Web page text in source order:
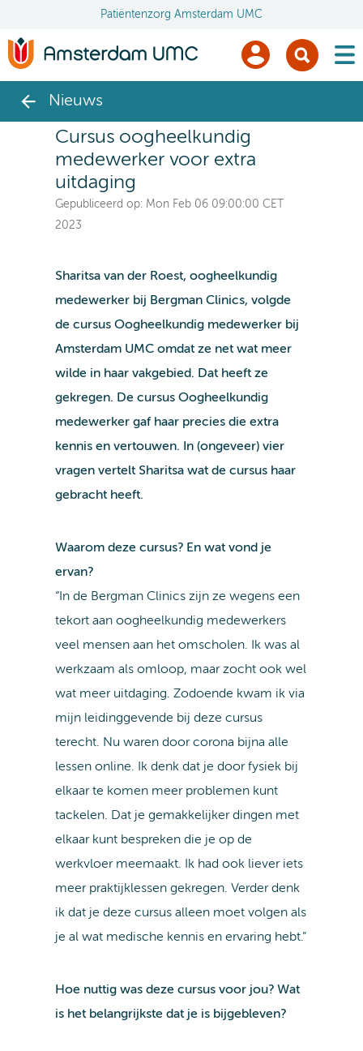
Patiëntenzorg Amsterdam UMC
Nieuws
Cursus oogheelkundig
medewerker voor extra
uitdaging
Gepubliceerd op: Mon Feb 06 09:00:00 CET
2023
Sharitsa van der Roest, oogheelkundig
medewerker bij Bergman Clinics, volgde
de cursus Oogheelkundig medewerker bij
Amsterdam UMC omdat ze net wat meer
wilde in haar vakgebied. Dat heeft ze
gekregen. De cursus Oogheelkundig
medewerker gaf haar precies die extra
kennis en vertouwen. In (ongeveer) vier
vragen vertelt Sharitsa wat de cursus haar
gebracht heeft.
Waarom deze cursus? En wat vond je
ervan?
“In de Bergman Clinics zijn ze wegens een
tekort aan oogheelkundig medewerkers
veel mensen aan het omscholen. Ik was al
werkzaam als omloop, maar zocht ook wel
wat meer uitdaging. Zodoende kwam ik via
mijn leidinggevende bij deze cursus
terecht. Nu waren door corona bijna alle
lessen online. Ik denk dat je door fysiek bij
elkaar te komen meer problemen kunt
tackelen. Dat je gemakkelijker dingen met
elkaar kunt bespreken die je op de
werkvloer meemaakt. Ik had ook liever iets
meer praktijklessen gekregen. Verder denk
ik dat je deze cursus alleen moet volgen als
je al wat medische kennis en ervaring hebt.”
Hoe nuttig was deze cursus voor jou? Wat
is het belangrijkste dat je is bijgebleven?